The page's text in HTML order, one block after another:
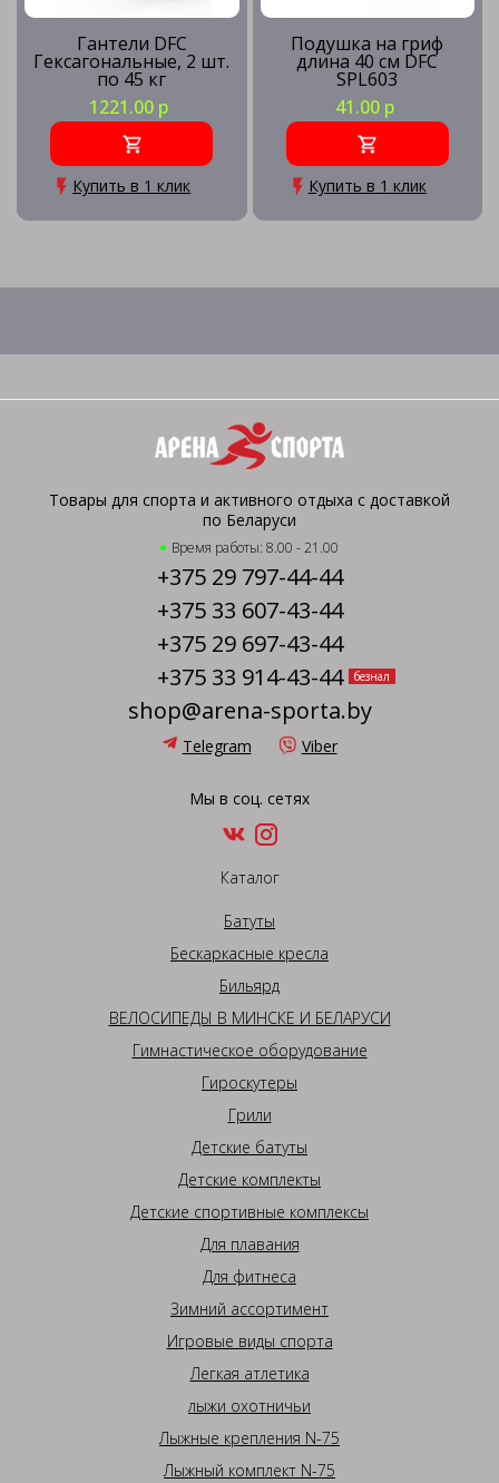
Гантели DFC
Гексагональные, 2 шт.
по 45 кг
1221.00 р
Купить в 1 клик
Подушка на гриф
длина 40 см DFC
SPL603
41.00 р
Купить в 1 клик
Товары для спорта и активного отдыха с доставкой
по Беларуси
Время работы: 8.00 - 21.00
+375 29 797-44-44
+375 33 607-43-44
+375 29 697-43-44
+375 33 914-43-44
безнал
shop@arena-sporta.by
Telegram Viber
Мы в соц. сетях
Каталог
Батуты
Бескаркасные кресла
Бильярд
ВЕЛОСИПЕДЫ В МИНСКЕ И БЕЛАРУСИ
Гимнастическое оборудование
Гироскутеры
Грили
Детские батуты
Детские комплекты
Детские спортивные комплексы
Для плавания
Для фитнеса
Зимний ассортимент
Игровые виды спорта
Легкая атлетика
лыжи охотничьи
Лыжные крепления N-75
Лыжный комплект N-75